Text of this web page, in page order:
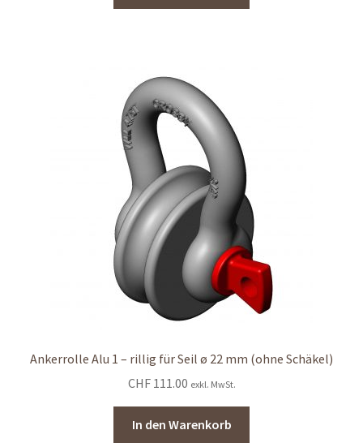
Ankerrolle Alu 1 – rillig für Seil ø 22 mm (ohne Schäkel)
CHF111.00 exkl. MwSt.
In den Warenkorb